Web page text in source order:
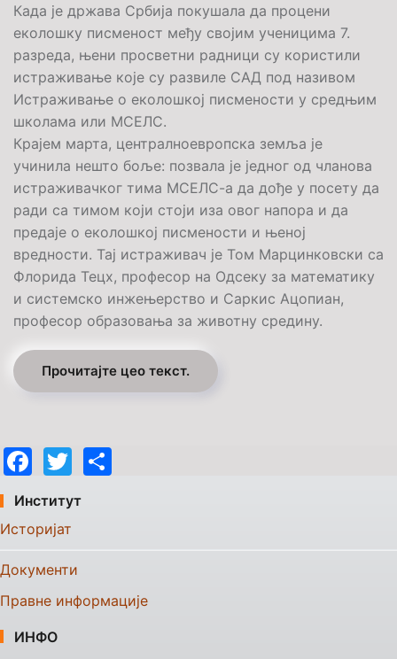
Када је држава Србија покушала да процени
еколошку писменост међу својим ученицима 7.
разреда, њени просветни радници су користили
истраживање које су развиле САД под називом
Истраживање о еколошкој писмености у средњим
школама или МСЕЛС.
Крајем марта, централноевропска земља је
учинила нешто боље: позвала је једног од чланова
истраживачког тима МСЕЛС-а да дође у посету да
ради са тимом који стоји иза овог напора и да
предаје о еколошкој писмености и њеној
вредности. Тај истраживач је Том Марцинковски са
Флорида Тецх, професор на Одсеку за математику
и системско инжењерство и Саркис Ацопиан,
професор образовања за животну средину.
Прочитајте цео текст.
Facebook
Twitter
Институт
Историјат
Документи
Правне информације
ИНФО